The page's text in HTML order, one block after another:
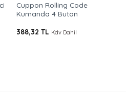
Cuppon Rolling Code
Kumanda 4 Buton
388,32 TL Kdv Dahil